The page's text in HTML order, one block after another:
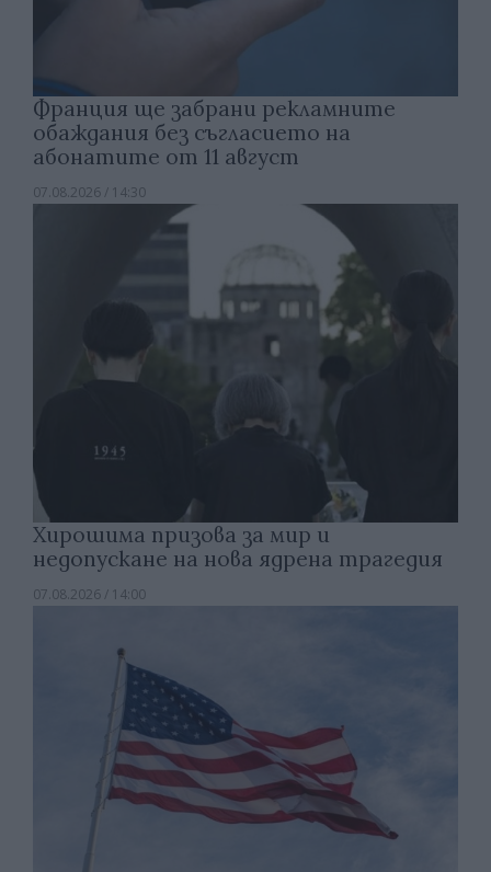
Франция ще забрани рекламните
обаждания без съгласието на
абонатите от 11 август
07.08.2026 / 14:30
Хирошима призова за мир и
недопускане на нова ядрена трагедия
07.08.2026 / 14:00